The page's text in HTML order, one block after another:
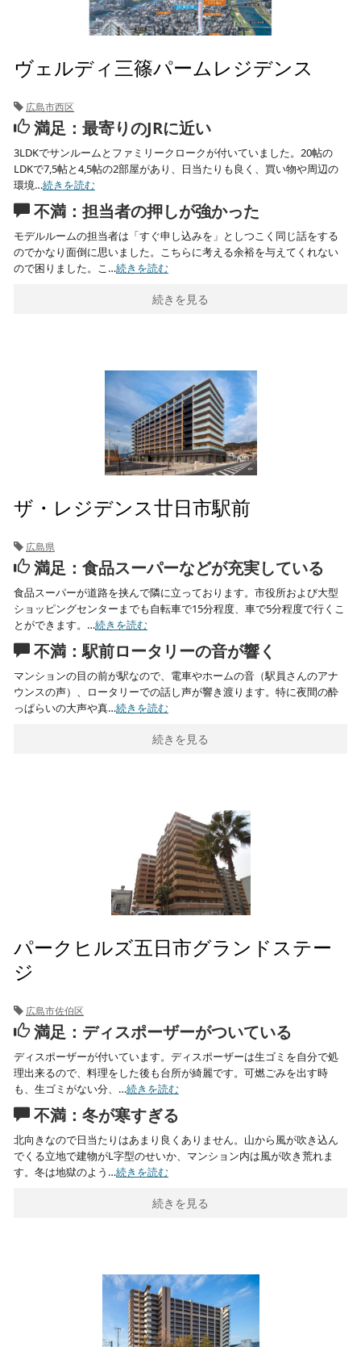
ヴェルディ三篠パームレジデンス
広島市西区
満足：最寄りのJRに近い
3LDKでサンルームとファミリークロークが付いていました。20帖の
LDKで7,5帖と4,5帖の2部屋があり、日当たりも良く、買い物や周辺の
環境…続きを読む
不満：担当者の押しが強かった
モデルルームの担当者は「すぐ申し込みを」としつこく同じ話をする
のでかなり面倒に思いました。こちらに考える余裕を与えてくれない
ので困りました。こ…続きを読む
続きを見る
ザ・レジデンス廿日市駅前
広島県
満足：食品スーパーなどが充実している
食品スーパーが道路を挟んで隣に立っております。市役所および大型
ショッピングセンターまでも自転車で15分程度、車で5分程度で行くこ
とができます。…続きを読む
不満：駅前ロータリーの音が響く
マンションの目の前が駅なので、電車やホームの音（駅員さんのアナ
ウンスの声）、ロータリーでの話し声が響き渡ります。特に夜間の酔
っぱらいの大声や真…続きを読む
続きを見る
パークヒルズ五日市グランドステー
ジ
広島市佐伯区
満足：ディスポーザーがついている
ディスポーザーが付いています。ディスポーザーは生ゴミを自分で処
理出来るので、料理をした後も台所が綺麗です。可燃ごみを出す時
も、生ゴミがない分、…続きを読む
不満：冬が寒すぎる
北向きなので日当たりはあまり良くありません。山から風が吹き込ん
でくる立地で建物がL字型のせいか、マンション内は風が吹き荒れま
す。冬は地獄のよう…続きを読む
続きを見る